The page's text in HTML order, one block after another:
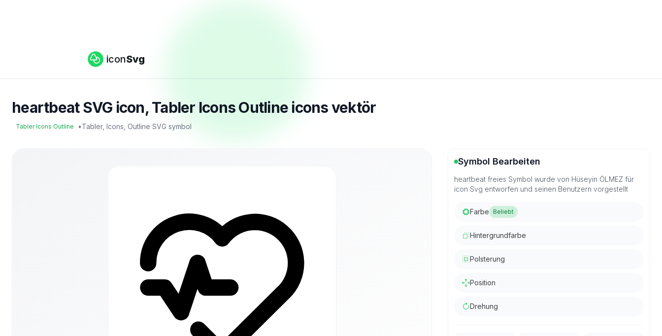
iconSvg
heartbeat SVG icon, Tabler Icons Outline icons vektör
Tabler Icons Outline •Tabler, Icons, Outline SVG symbol
Symbol Bearbeiten
heartbeat freies Symbol wurde von Hüseyin ÖLMEZ für
icon Svg entworfen und seinen Benutzern vorgestellt
Farbe Beliebt
Hintergrundfarbe
Polsterung
Position
Drehung